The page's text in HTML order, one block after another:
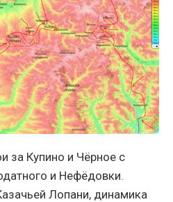
за Купино и Чёрное с
и Нефёдовки.
Лопани, динамика